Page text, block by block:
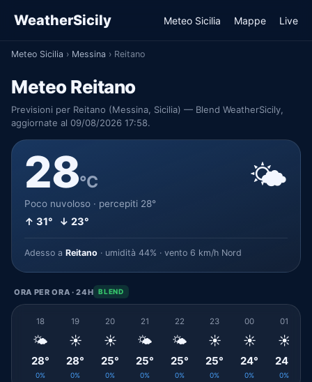
WeatherSicily Meteo Sicilia Mappe Live
Meteo Sicilia › Messina › Reitano
Meteo Reitano
Previsioni per Reitano (Messina, Sicilia) — Blend WeatherSicily,
aggiornate al 09/08/2026 17:58.
28°C
Poco nuvoloso · percepiti 28°
↑ 31° ↓ 23°
🌤️
Adesso a Reitano · umidità 44% · vento 6 km/h Nord
ORA PER ORA · 24H BLEND
18
🌤️
28°
0%
19
☀️
28°
0%
20
☀️
25°
0%
21
🌤️
25°
0%
22
🌤️
25°
0%
23
☀️
25°
0%
00
☀️
24°
0%
01
☀️
24°
0%